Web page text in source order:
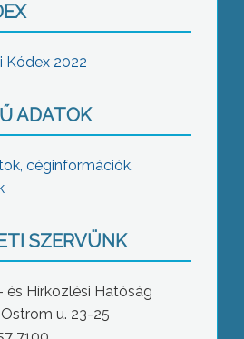
Kódex 2022
ADATOK
céginformációk,
SZERVÜNK
és Hírközlési Hatóság
u. 23-25